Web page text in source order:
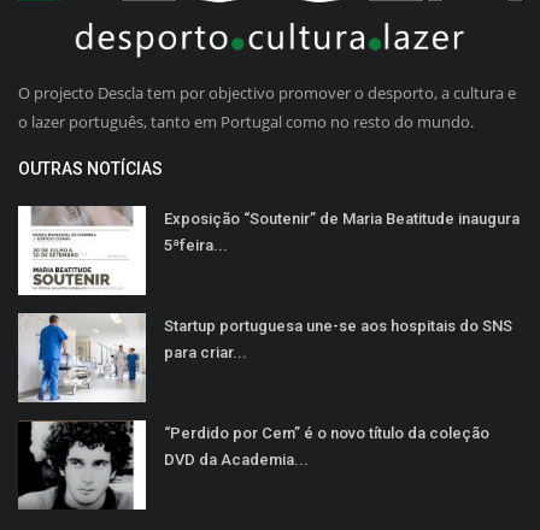
O projecto Descla tem por objectivo promover o desporto, a cultura e
o lazer português, tanto em Portugal como no resto do mundo.
OUTRAS NOTÍCIAS
Exposição “Soutenir” de Maria Beatitude inaugura
5ªfeira...
Startup portuguesa une-se aos hospitais do SNS
para criar...
“Perdido por Cem” é o novo título da coleção
DVD da Academia...